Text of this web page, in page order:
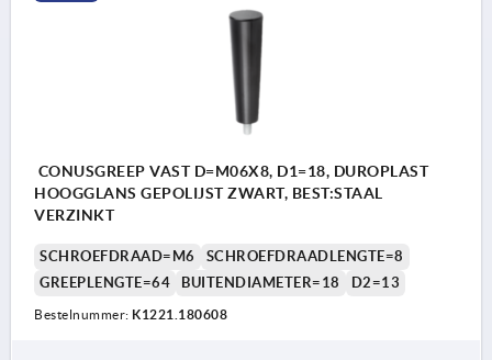
CONUSGREEP VAST D=M06X8, D1=18, DUROPLAST
HOOGGLANS GEPOLIJST ZWART, BEST:STAAL
VERZINKT
SCHROEFDRAAD=M6
SCHROEFDRAADLENGTE=8
GREEPLENGTE=64
BUITENDIAMETER=18 D2=13
Bestelnummer: K1221.180608